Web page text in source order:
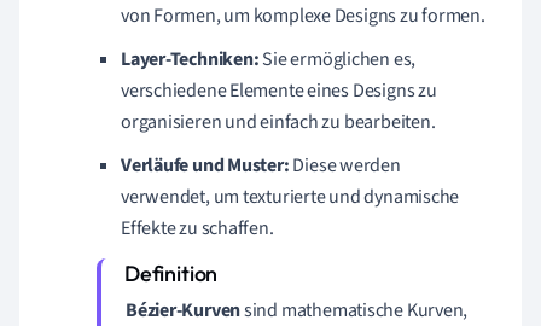
von Formen, um komplexe Designs zu formen.
Layer-Techniken:Sie ermöglichen es,
verschiedene Elemente eines Designs zu
organisieren und einfach zu bearbeiten.
Verläufe und Muster:Diese werden
verwendet, um texturierte und dynamische
Effekte zu schaffen.
Bézier-Kurvensind mathematische Kurven,